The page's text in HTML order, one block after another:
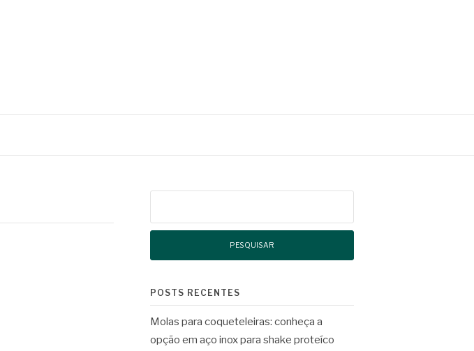
POSTS RECENTES
Molas para coqueteleiras: conheça a
opção em aço inox para shake proteíco